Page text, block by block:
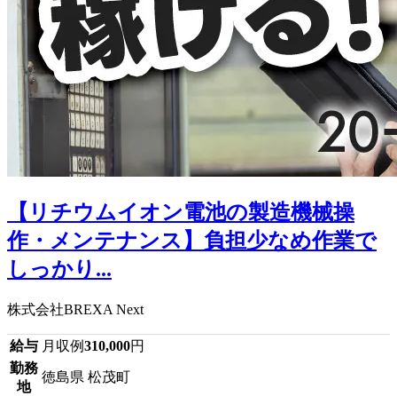
【リチウムイオン電池の製造機械操
作・メンテナンス】負担少なめ作業で
しっかり...
株式会社BREXA Next
給与 月収例310,000円
勤務
地
徳島県 松茂町